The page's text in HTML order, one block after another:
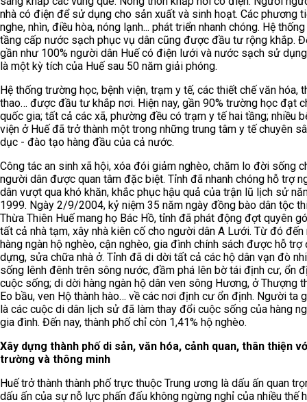
nhà có điện để sử dụng cho sản xuất và sinh hoạt. Các phương
nghe, nhìn, điều hòa, nóng lạnh... phát triển nhanh chóng. Hệ
tầng cấp nước sạch phục vụ dân cũng được đầu tư rộng khắp.
gần như 100% người dân Huế có điện lưới và nước sạch sử
là một kỳ tích của Huế sau 50 năm giải phóng.
Hệ thống trường học, bệnh viện, trạm y tế, các thiết chế văn hóa,
thao… được đầu tư khắp nơi. Hiện nay, gần 90% trường học đạt
quốc gia; tất cả các xã, phường đều có trạm y tế hai tầng; nhiều
viện ở Huế đã trở thành một trong những trung tâm y tế chuyên
dục - đào tạo hàng đầu của cả nước.
Công tác an sinh xã hội, xóa đói giảm nghèo, chăm lo đời sống
người dân được quan tâm đặc biệt. Tỉnh đã nhanh chóng hỗ trợ
dân vượt qua khó khăn, khắc phục hậu quả của trận lũ lịch sử
1999. Ngày 2/9/2004, kỷ niệm 35 năm ngày đồng bào dân tộc
Thừa Thiên Huế mang họ Bác Hồ, tỉnh đã phát động đợt quyên
tất cả nhà tạm, xây nhà kiên cố cho người dân A Lưới. Từ đó đến
hàng ngàn hộ nghèo, cận nghèo, gia đình chính sách được hỗ trợ
dựng, sửa chữa nhà ở. Tỉnh đã di dời tất cả các hộ dân vạn đò
sống lênh đênh trên sông nước, đầm phá lên bờ tái định cư, ổn
cuộc sống; di dời hàng ngàn hộ dân ven sông Hương, ở Thượng
Eo bầu, ven Hộ thành hào… về các nơi định cư ổn định. Người ta
là các cuộc di dân lịch sử đã làm thay đổi cuộc sống của hàng
gia đình. Đến nay, thành phố chỉ còn 1,41% hộ nghèo.
Xây dựng thành phố di sản, văn hóa, cảnh quan, thân thiện
trường và thông minh
Huế trở thành thành phố trực thuộc Trung ương là dấu ấn quan
dấu ấn của sự nỗ lực phấn đấu không ngừng nghỉ của nhiều thế